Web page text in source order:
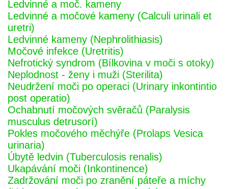
Ledvinné a moč. kameny
Ledvinné a močové kameny (Calculi urinali et
uretri)
Ledvinné kameny (Nephrolithiasis)
Močové infekce (Uretritis)
Nefrotický syndrom (Bílkovina v moči s otoky)
Neplodnost - ženy i muži (Sterilita)
Neudržení moči po operaci (Urinary inkontintio
post operatio)
Ochabnutí močových svěračů (Paralysis
musculus detrusorí)
Pokles močového měchýře (Prolaps Vesica
urinaria)
Úbytě ledvin (Tuberculosis renalis)
Ukapávání moči (Inkontinence)
Zadržování moči po zranění páteře a míchy